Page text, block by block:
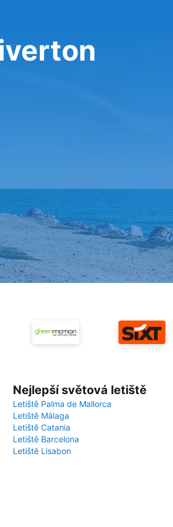
Nejlepší světová letiště
Letiště Palma de Mallorca
Letiště Málaga
Letiště Catania
Letiště Barcelona
Letiště Lisabon